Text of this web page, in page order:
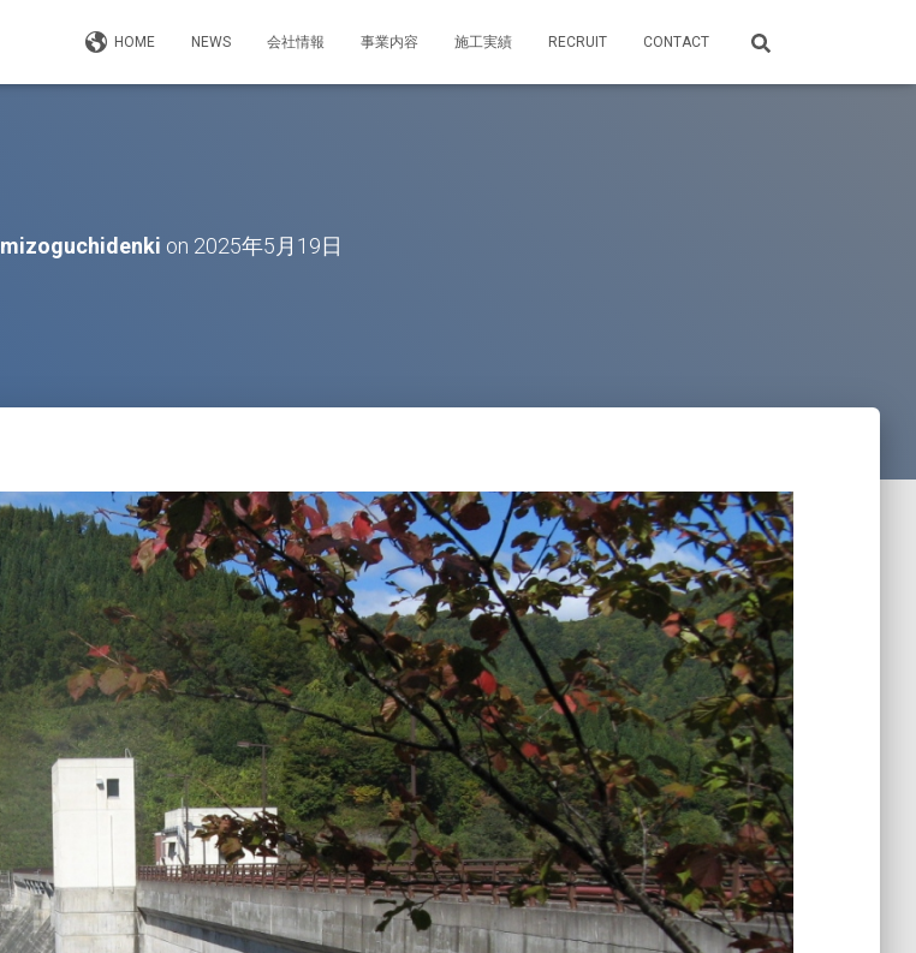
HOME NEWS 会社情報 事業内容 施工実績 RECRUIT CONTACT
mizoguchidenki on 2025年5月19日